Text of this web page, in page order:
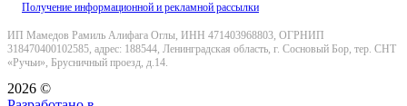
Получение информационной и рекламной рассылки
ИП Мамедов Рамиль Алифага Оглы, ИНН 471403968803, ОГРНИП
318470400102585, адрес: 188544, Ленинградская область, г. Сосновый Бор, тер. СНТ
«Ручьи», Брусничный проезд, д.14.
2026 ©